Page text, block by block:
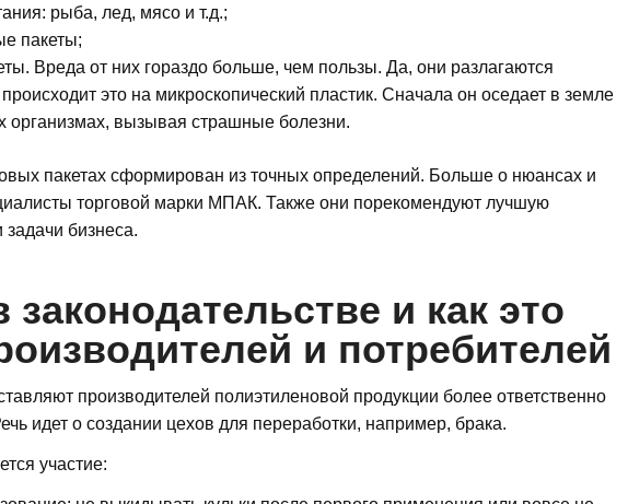
рыба, лед, мясо и т.д.;
пакеты;
Вреда от них гораздо больше, чем пользы. Да, они разлагаются
это на микроскопический пластик. Сначала он оседает в земле
организмах, вызывая страшные болезни.
пакетах сформирован из точных определений. Больше о нюансах и
торговой марки МПАК. Также они порекомендуют лучшую
бизнеса.
и как это
и потребителей
производителей полиэтиленовой продукции более ответственно
идет о создании цехов для переработки, например, брака.
участие: